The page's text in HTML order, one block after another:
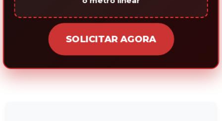
SOLICITAR AGORA